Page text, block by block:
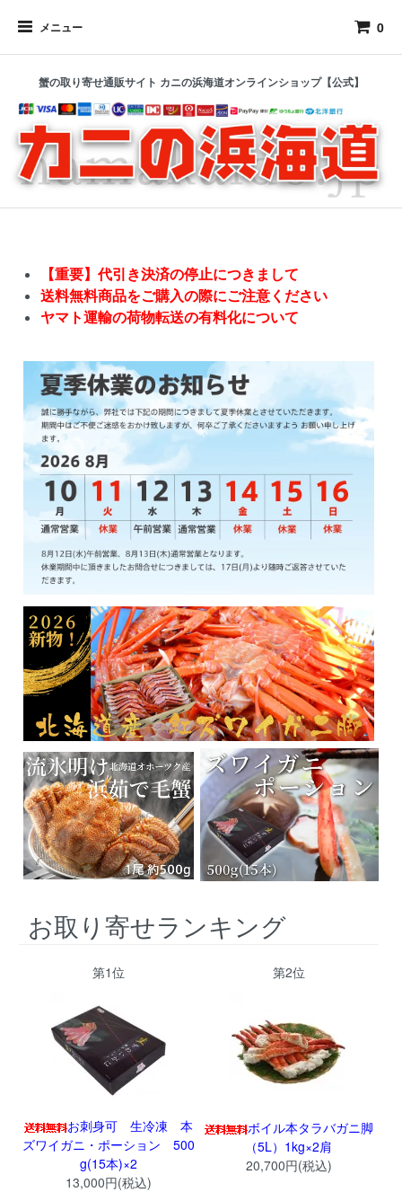
メニュー 0
蟹の取り寄せ通販サイト カニの浜海道オンラインショップ【公式】
【重要】代引き決済の停止につきまして
送料無料商品をご購入の際にご注意ください
ヤマト運輸の荷物転送の有料化について
お取り寄せランキング
第1位
お刺身可 生冷凍 本
ズワイガニ・ポーション 500
g(15本)×2
13,000円(税込)
第2位
ボイル本タラバガニ脚
（5L）1kg×2肩
20,700円(税込)